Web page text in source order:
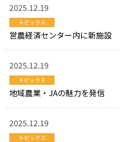
2025.12.19
トピックス
営農経済センター内に新施設
2025.12.19
トピックス
地域農業・JAの魅力を発信
2025.12.19
トピックス